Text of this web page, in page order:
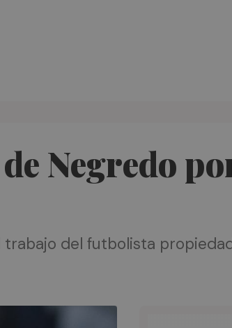
Negredo
del futbolista